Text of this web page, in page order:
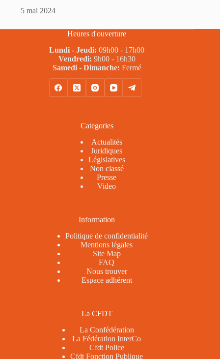
5 mai 2024
Heures d'ouverture
Lundi - Jeudi: 09h00 - 17h00
Vendredi: 9h00 - 16h30
Samedi - Dimanche: Fermé
Categories
Actualités
Juridiques
Législatives
Non classé
Presse
Video
Information
Politique de confidentialité
Mentions légales
Site Map
FAQ
Nous trouver
Espace adhérent
La CFDT
La Confédération
La Fédération InterCo
Cfdt Police
Cfdt Fonction Publique